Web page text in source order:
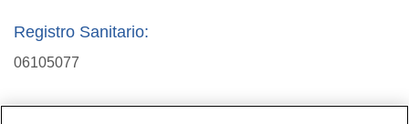
Registro Sanitario:
06105077